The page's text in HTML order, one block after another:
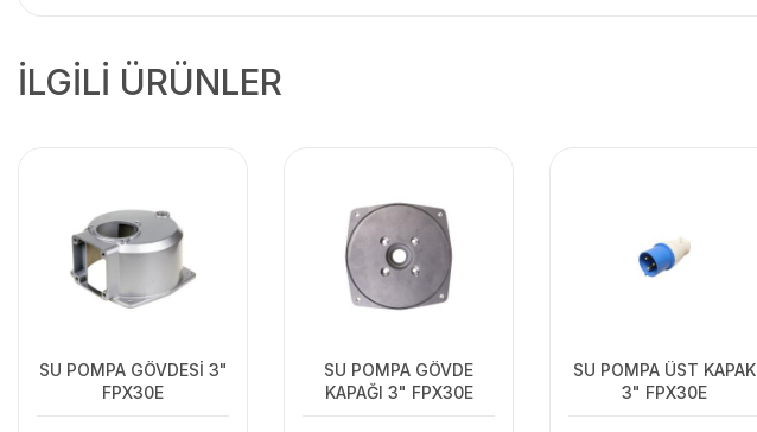
İLGİLİ ÜRÜNLER
SU POMPA GÖVDESİ 3"
FPX30E
SU POMPA GÖVDE
KAPAĞI 3" FPX30E
SU POMPA ÜST KAPAK
3" FPX30E